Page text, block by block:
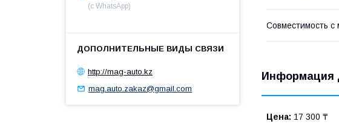
Совместимость
Информация
Цена: 17 300 ₸
(с WhatsApp)
http://mag-auto.kz
mag.auto.zakaz@gmail.com